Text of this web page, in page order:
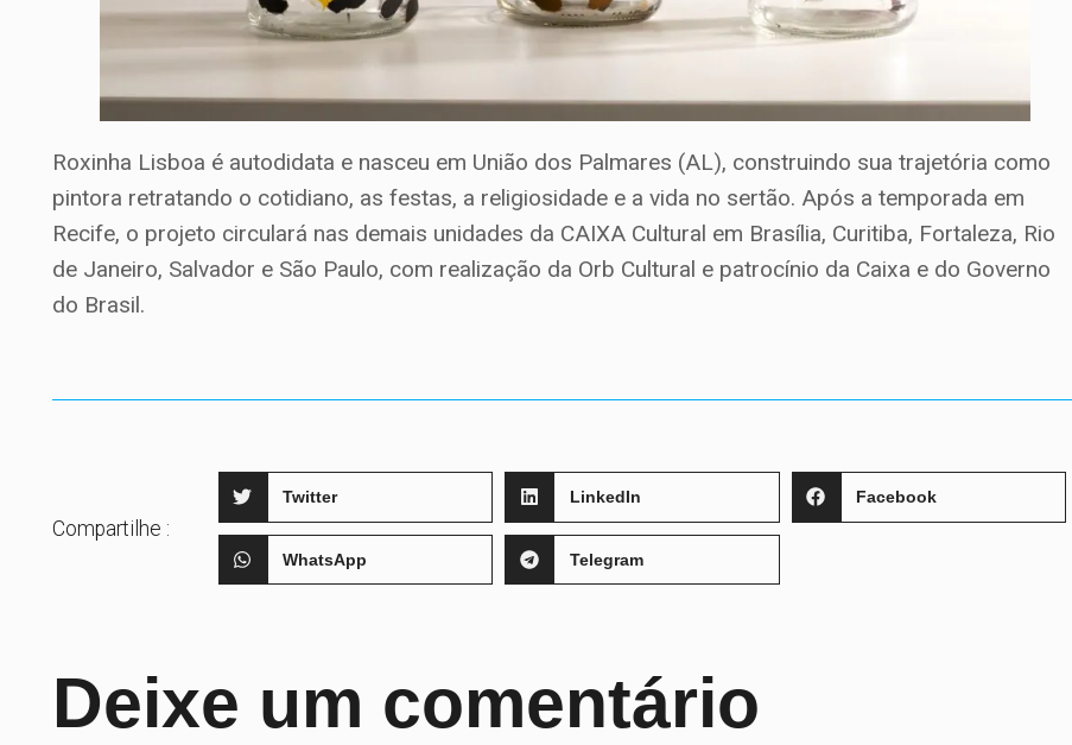
Roxinha Lisboa é autodidata e nasceu em União dos Palmares (AL), construindo sua trajetória como
pintora retratando o cotidiano, as festas, a religiosidade e a vida no sertão. Após a temporada em
Recife, o projeto circulará nas demais unidades da CAIXA Cultural em Brasília, Curitiba, Fortaleza, Rio
de Janeiro, Salvador e São Paulo, com realização da Orb Cultural e patrocínio da Caixa e do Governo
do Brasil.
Compartilhe :
Twitter LinkedIn Facebook
WhatsApp Telegram
Deixe um comentário